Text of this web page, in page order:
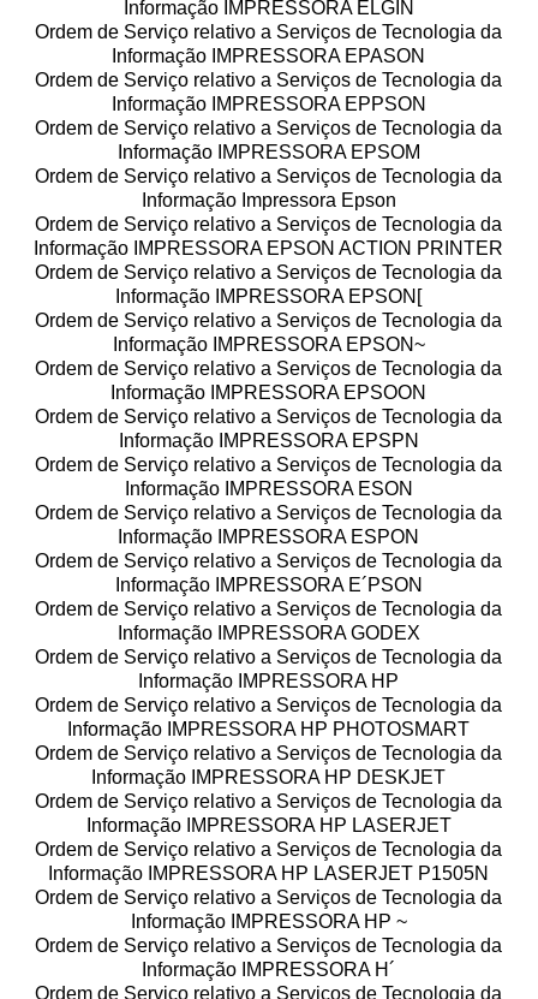
Informação IMPRESSORA ELGIN
Ordem de Serviço relativo a Serviços de Tecnologia da
Informação IMPRESSORA EPASON
Ordem de Serviço relativo a Serviços de Tecnologia da
Informação IMPRESSORA EPPSON
Ordem de Serviço relativo a Serviços de Tecnologia da
Informação IMPRESSORA EPSOM
Ordem de Serviço relativo a Serviços de Tecnologia da
Informação Impressora Epson
Ordem de Serviço relativo a Serviços de Tecnologia da
Informação IMPRESSORA EPSON ACTION PRINTER
Ordem de Serviço relativo a Serviços de Tecnologia da
Informação IMPRESSORA EPSON[
Ordem de Serviço relativo a Serviços de Tecnologia da
Informação IMPRESSORA EPSON~
Ordem de Serviço relativo a Serviços de Tecnologia da
Informação IMPRESSORA EPSOON
Ordem de Serviço relativo a Serviços de Tecnologia da
Informação IMPRESSORA EPSPN
Ordem de Serviço relativo a Serviços de Tecnologia da
Informação IMPRESSORA ESON
Ordem de Serviço relativo a Serviços de Tecnologia da
Informação IMPRESSORA ESPON
Ordem de Serviço relativo a Serviços de Tecnologia da
Informação IMPRESSORA E´PSON
Ordem de Serviço relativo a Serviços de Tecnologia da
Informação IMPRESSORA GODEX
Ordem de Serviço relativo a Serviços de Tecnologia da
Informação IMPRESSORA HP
Ordem de Serviço relativo a Serviços de Tecnologia da
Informação IMPRESSORA HP PHOTOSMART
Ordem de Serviço relativo a Serviços de Tecnologia da
Informação IMPRESSORA HP DESKJET
Ordem de Serviço relativo a Serviços de Tecnologia da
Informação IMPRESSORA HP LASERJET
Ordem de Serviço relativo a Serviços de Tecnologia da
Informação IMPRESSORA HP LASERJET P1505N
Ordem de Serviço relativo a Serviços de Tecnologia da
Informação IMPRESSORA HP ~
Ordem de Serviço relativo a Serviços de Tecnologia da
Informação IMPRESSORA H´
Ordem de Serviço relativo a Serviços de Tecnologia da